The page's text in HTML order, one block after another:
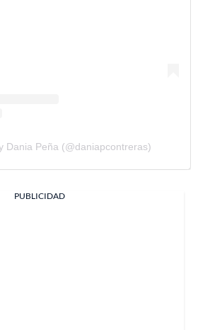
Dania Peña (@daniapcontreras)
PUBLICIDAD